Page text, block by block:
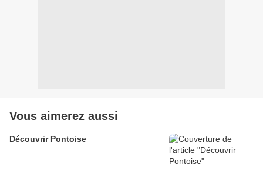
Vous aimerez aussi
Découvrir Pontoise